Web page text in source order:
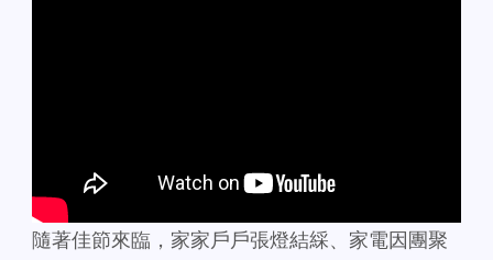
隨著佳節來臨，家家戶戶張燈結綵、家電因團聚